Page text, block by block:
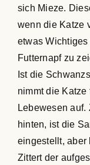
sich Mieze.
wenn die Katze
etwas
Futternapf zu
Ist die
nimmt die
Lebewesen
hinten, ist die
eingestellt, aber
Zittert der